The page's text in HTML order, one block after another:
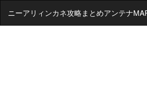
ニーアリィンカネ攻略まとめアンテナ